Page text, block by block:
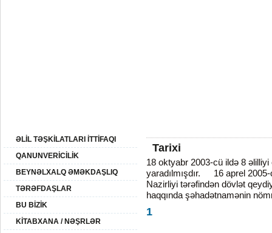
Tarixi
18 oktyabr 2003-cü ildə 8
yaradılmışdır.
16 aprel
Nazirliyi tərəfindən dövlət
haqqında şəhadətnamənin
1
ƏLİL TƏŞKİLATLARI İTTİFAQI
QANUNVERİCİLİK
BEYNƏLXALQ ƏMƏKDAŞLIQ
TƏRƏFDAŞLAR
BU BİZİK
KİTABXANA / NƏŞRLƏR